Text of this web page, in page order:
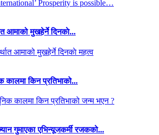
आमाको मुखहेर्ने दिनकाे...
कालमा किन प्रतिभाको...
गुमाएका एभिन्यूजकर्मी रजकको...